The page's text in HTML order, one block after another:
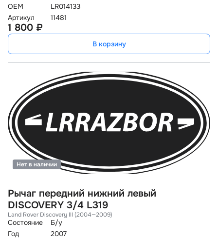
OEM
LR014133
Артикул
11481
1 800 ₽
В корзину
Рычаг передний нижний левый
DISCOVERY 3/4 L319
Land Rover Discovery III (2004—2009)
Состояние
Б/у
Год
2007
Нет в наличии